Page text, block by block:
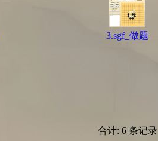
3.sgf_做题
合计: 6 条记录